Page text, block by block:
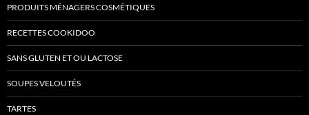
PRODUITS MÉNAGERS COSMÉTIQUES
RECETTES COOKIDOO
SANS GLUTEN ET OU LACTOSE
SOUPES VELOUTÉS
TARTES